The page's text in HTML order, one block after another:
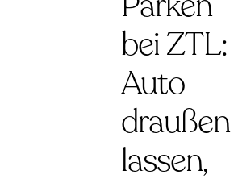
bei ZTL:
Auto
draußen
lassen,